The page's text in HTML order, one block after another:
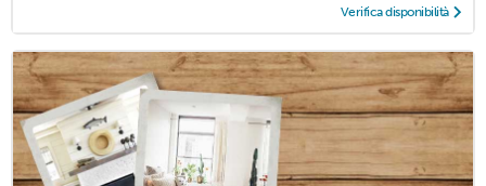
Verifica disponibilità